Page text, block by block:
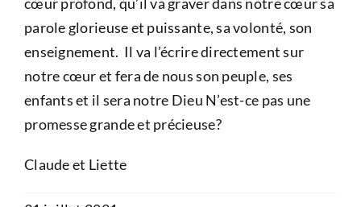
parole glorieuse et puissante, sa volonté, son
enseignement. Il va l’écrire directement sur
notre cœur et fera de nous son peuple, ses
enfants et il sera notre Dieu N’est-ce pas une
promesse grande et précieuse?
Claude et Liette